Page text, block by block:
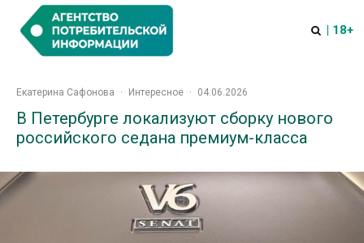
| 18+
Екатерина Сафонова · Интересное · 04.06.2026
В Петербурге локализуют сборку нового
российского седана премиум-класса